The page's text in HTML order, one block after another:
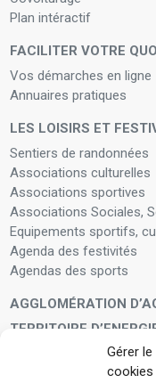
Gérer
cookies
Plan intéractif
FACILITER VOTRE
Vos démarches en ligne
Annuaires pratiques
LES LOISIRS ET
Sentiers de randonnées
Associations culturelles
Associations sportives
Associations Sociales,
Equipements sportifs,
Agenda des festivités
Agendas des sports
AGGLOMÉRATION
TERRITOIRE